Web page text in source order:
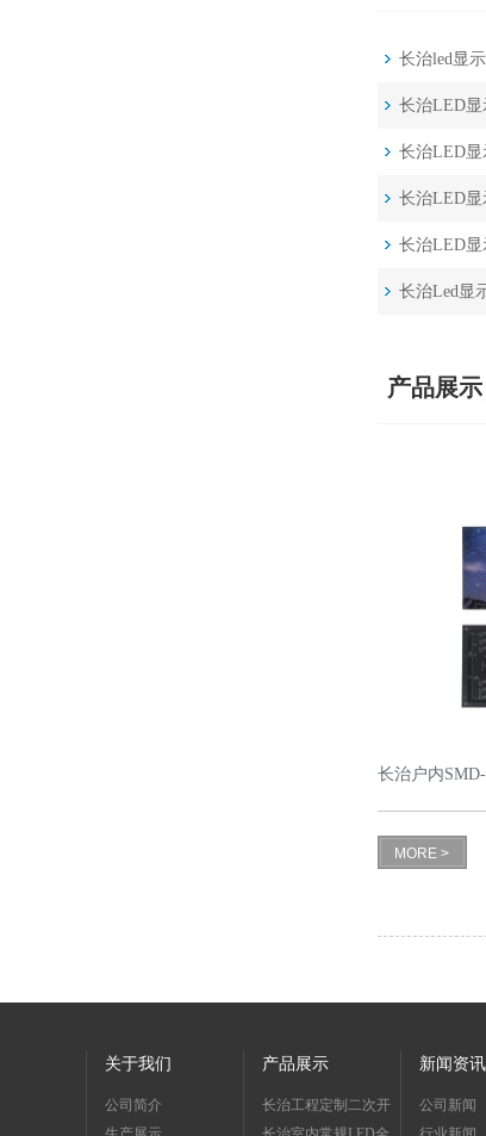
长治led显
长治LED显
长治LED显
长治LED显
长治LED显
长治Led显
产品展示
长治户内
MORE >
关于我们
公司简介
产品展示
长治工程定制二次开
新闻资讯
公司新闻